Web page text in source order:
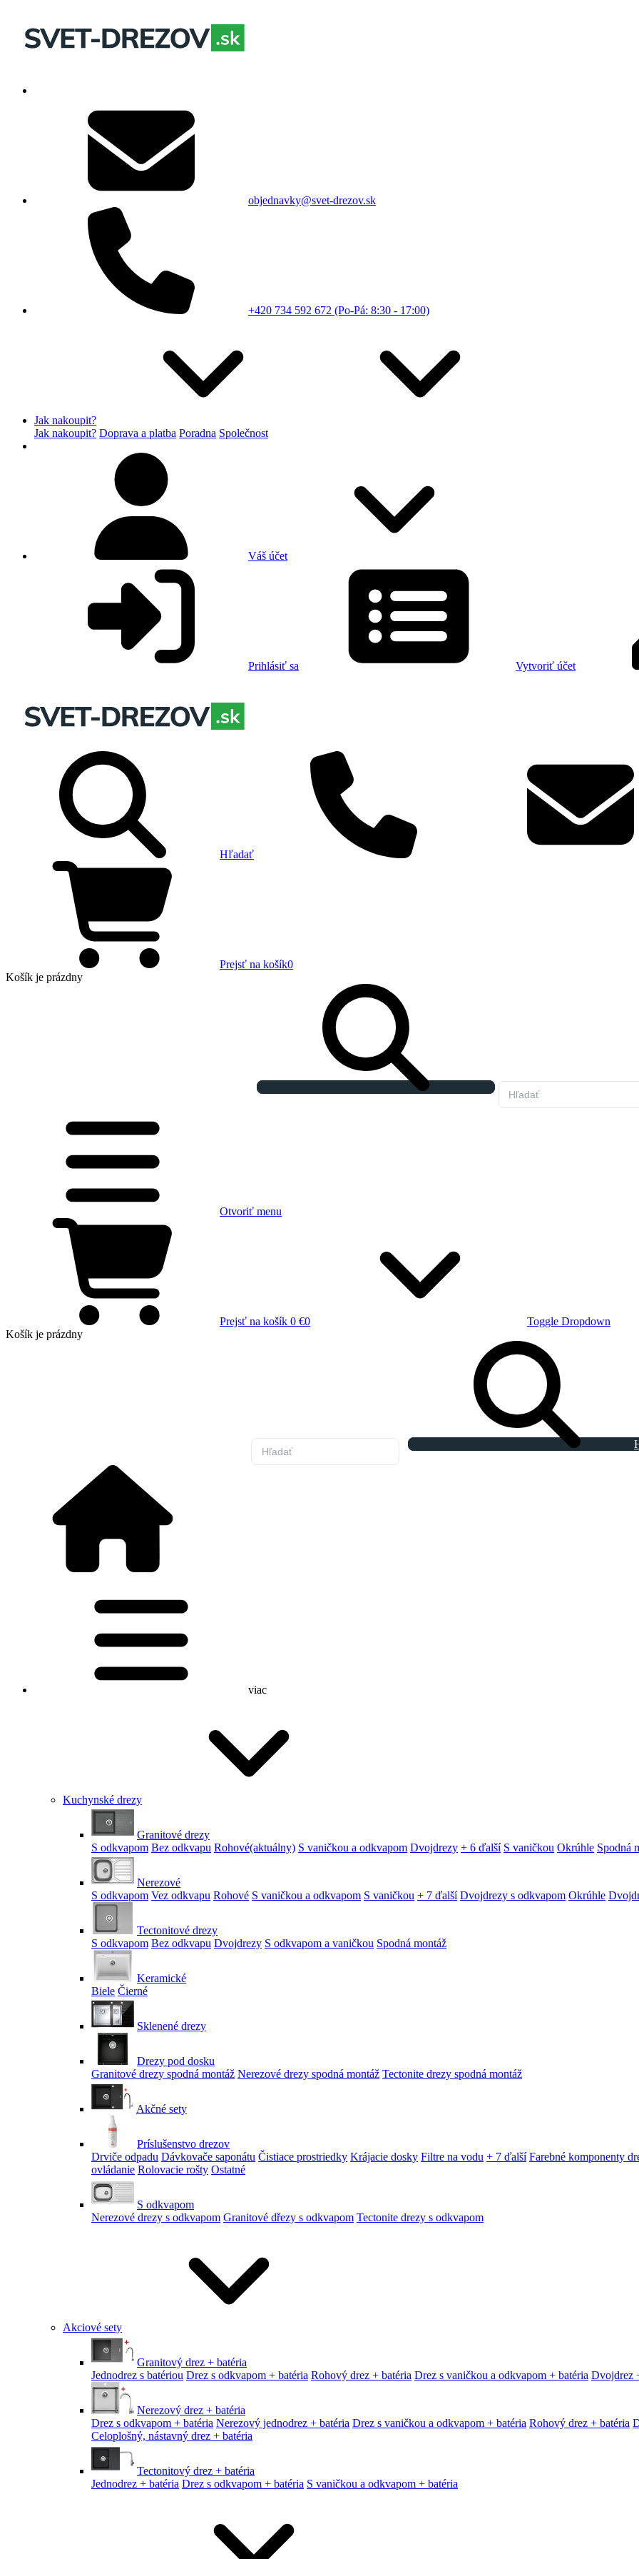
objednavky@svet-drezov.sk
+420 734 592 672 (Po-Pá: 8:30 - 17:00)
Jak nakoupit?
Jak nakoupit? Doprava a platba Poradna Společnost
Váš účet
Prihlásiť sa Vytvoriť účet
Hľadať
Prejsť na košík0
Košík je prázdny
Otvoriť menu
Prejsť na košík 0 €0
Toggle Dropdown
Košík je prázdny
viac
Kuchynské drezy
Granitové drezy
S odkvapom Bez odkvapu Rohové(aktuálny) S vaničkou a odkvapom Dvojdrezy + 6 ďalší S vaničkou Okrúhle Spodná
Nerezové
S odkvapom Vez odkvapu Rohové S vaničkou a odkvapom S vaničkou + 7 ďalší Dvojdrezy s odkvapom Okrúhle
Tectonitové drezy
S odkvapom Bez odkvapu Dvojdrezy S odkvapom a vaničkou Spodná montáž
Keramické
Biele Čierné
Sklenené drezy
Drezy pod dosku
Granitové drezy spodná montáž Nerezové drezy spodná montáž Tectonite drezy spodná montáž
Akčné sety
Príslušenstvo drezov
Drviče odpadu Dávkovače saponátu Čistiace prostriedky Krájacie dosky Filtre na vodu + 7 ďalší Farebné komponenty
ovládanie Rolovacie rošty Ostatné
S odkvapom
Nerezové drezy s odkvapom Granitové dřezy s odkvapom Tectonite drezy s odkvapom
Akciové sety
Granitový drez + batéria
Jednodrez s batériou Drez s odkvapom + batéria Rohový drez + batéria Drez s vaničkou a odkvapom + batéria Dvojdrez
Nerezový drez + batéria
Drez s odkvapom + batéria Nerezový jednodrez + batéria Drez s vaničkou a odkvapom + batéria Rohový drez + batéria
Celoplošný, nástavný drez + batéria
Tectonitový drez + batéria
Jednodrez + batéria Drez s odkvapom + batéria S vaničkou a odkvapom + batéria